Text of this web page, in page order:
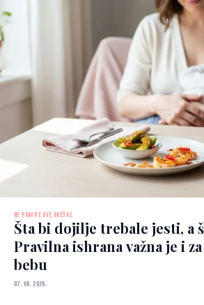
NE PRAVITE OVE GREŠKE
Šta bi dojilje trebale jesti, a
Pravilna ishrana važna je i
bebu
07. 08. 2026.